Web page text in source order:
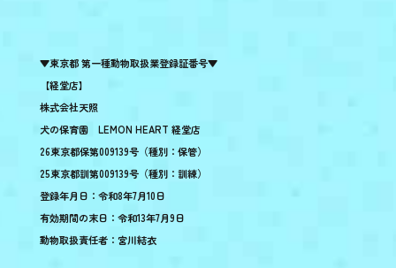
▼東京都 第一種動物取扱業登録証番号▼
【経堂店】
株式会社天照
犬の保育園 LEMON HEART 経堂店
26東京都保第009139号（種別：保管）
25東京都訓第009139号（種別：訓練）
登録年月日：令和8年7月10日
有効期間の末日：令和13年7月9日
動物取扱責任者：宮川結衣